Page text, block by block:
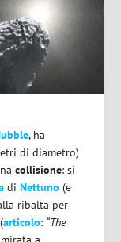
, ha
di diametro)
collisione: si
diNettuno (e
ribalta per
(articolo: “The